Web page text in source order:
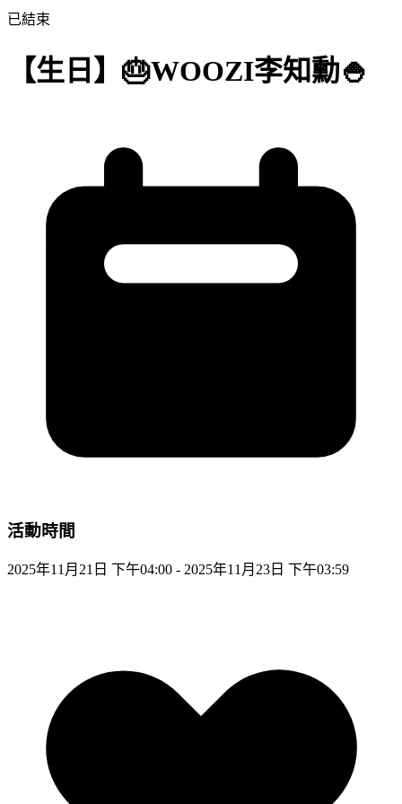
已結束
【生日】🎂WOOZI李知勳🍚
活動時間
2025年11月21日 下午04:00 - 2025年11月23日 下午03:59